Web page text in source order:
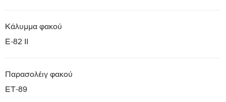
Κάλυμμα φακού
E-82 II
Παρασολέιγ φακού
ET-89